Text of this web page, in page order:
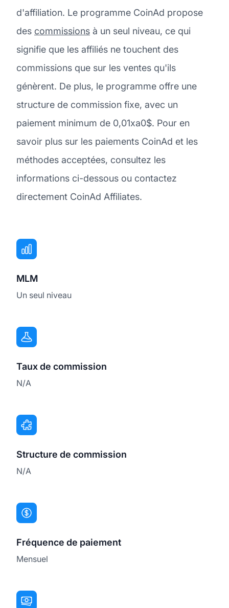
d'affiliation. Le programme CoinAd propose
des commissions à un seul niveau, ce qui
signifie que les affiliés ne touchent des
commissions que sur les ventes qu'ils
génèrent. De plus, le programme offre une
structure de commission fixe, avec un
paiement minimum de 0,01xa0$. Pour en
savoir plus sur les paiements CoinAd et les
méthodes acceptées, consultez les
informations ci-dessous ou contactez
directement CoinAd Affiliates.
MLM
Un seul niveau
Taux de commission
N/A
Structure de commission
N/A
Fréquence de paiement
Mensuel